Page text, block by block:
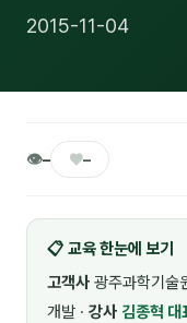
🧭 경영전략 · 트렌드
🎓 강사육성 · 교수법
🏭 산업 특화
2015-11-04
👁– ♥–
📋 교육 한눈에 보기
고객사 광주과학기술
개발 · 강사 김종혁 대